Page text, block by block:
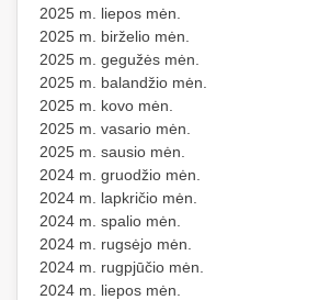
2025 m. liepos mėn.
2025 m. birželio mėn.
2025 m. gegužės mėn.
2025 m. balandžio mėn.
2025 m. kovo mėn.
2025 m. vasario mėn.
2025 m. sausio mėn.
2024 m. gruodžio mėn.
2024 m. lapkričio mėn.
2024 m. spalio mėn.
2024 m. rugsėjo mėn.
2024 m. rugpjūčio mėn.
2024 m. liepos mėn.